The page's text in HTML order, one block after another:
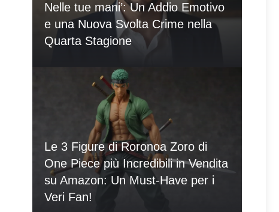
Nelle tue mani’: Un Addio Emotivo
e una Nuova Svolta Crime nella
Quarta Stagione
Le 3 Figure di Roronoa Zoro di
One Piece più Incredibili in Vendita
su Amazon: Un Must-Have per i
Veri Fan!